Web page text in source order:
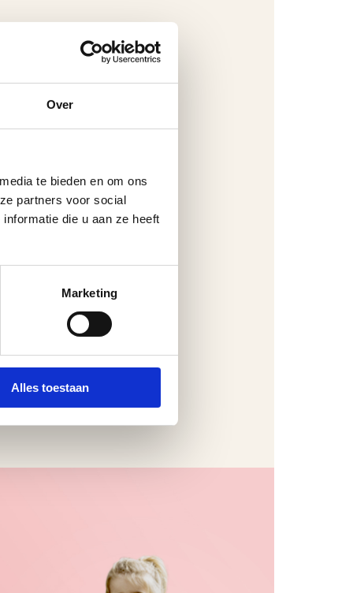
Over
te bieden en om ons
partners voor social
die u aan ze heeft
Marketing
Alles toestaan